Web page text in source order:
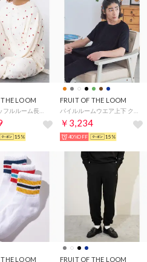
LOOM
15%
FRUIT OF THE LOOM
￥3,234
40%OFF 15%
LOOM FRUIT OF THE LOOM